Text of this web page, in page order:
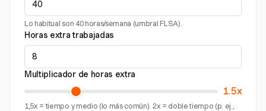
Lo habitual son 40 horas/semana (umbral FLSA).
Horas extra trabajadas
Multiplicador de horas extra
1.5x
1,5x = tiempo y medio (lo más común). 2x = doble tiempo (p. ej.,